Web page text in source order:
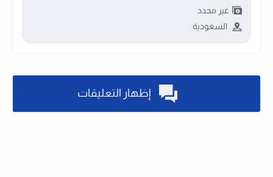
غير محدد
السعودية
إظهار التعليقات